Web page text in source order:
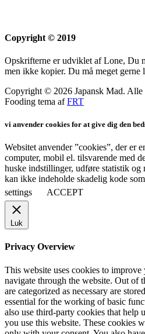
Copyright © 2019
Opskrifterne er udviklet af Lone, Du
men ikke kopier. Du må meget
Copyright © 2026 Japansk Mad. Alle
Fooding tema afFRT
vi anvender cookies for at give dig den
Websitet anvender ”cookies”, der er
computer, mobil el. tilsvarende med
huske indstillinger, udføre statistik og
kan ikke indeholde skadelig kode
settings
ACCEPT
Luk
Privacy Overview
This website uses cookies to
navigate through the website. Out of
are categorized as necessary are
essential for the working of basic
also use third-party cookies that help
you use this website. These cookies